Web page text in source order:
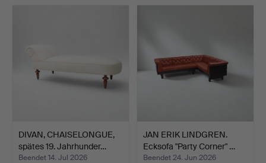
DIVAN, CHAISELONGUE,
spätes 19. Jahrhunder…
Beendet 14. Jul 2026
JAN ERIK LINDGREN.
Ecksofa "Party Corner" …
Beendet 24. Jun 2026